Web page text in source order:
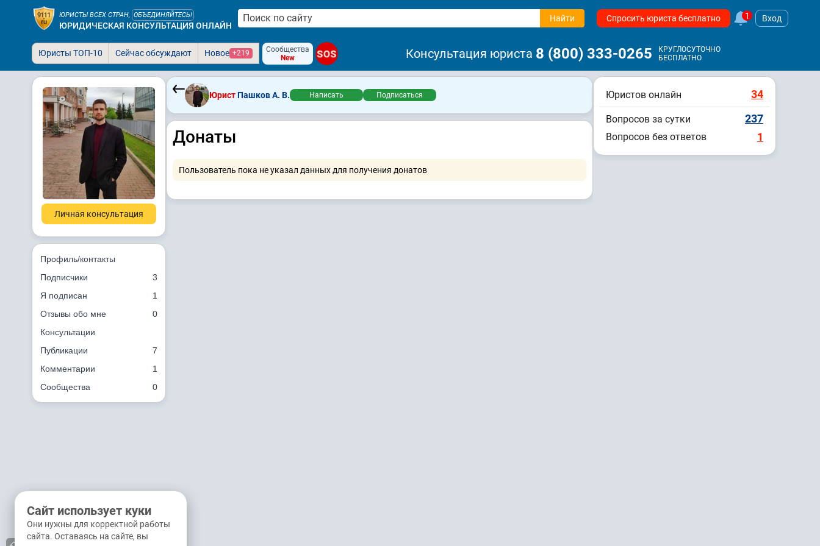
ЮРИСТЫ ВСЕХ СТРАН, ОБЪЕДИНЯЙТЕСЬ!
ЮРИДИЧЕСКАЯ КОНСУЛЬТАЦИЯ ОНЛАЙН
Найти Спросить юриста бесплатно 1 Вход
Юристы ТОП-10 Сейчас обсуждают Новое +219
Сообщества
New
SOS Консультация юриста 8 (800) 333-0265
КРУГЛОСУТОЧНО
БЕСПЛАТНО
Личная консультация
Профиль/контакты
Подписчики
3
Я подписан
1
Отзывы обо мне
0
Консультации
Публикации
7
Комментарии
1
Сообщества
0
Юрист Пашков А. В. Написать Подписаться
Донаты
Пользователь пока не указал данных для получения донатов
Юристов онлайн 34
Вопросов за сутки 237
Вопросов без ответов 1
Сайт использует куки
Они нужны для корректной работы
сайта. Оставаясь на сайте, вы